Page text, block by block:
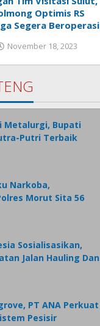
Optimis RS
Segera Beroperasi
November 18, 2023
Metalurgi, Bupati
Putri Terbaik
Narkoba,
Morut Sita 56
Sosialisasikan,
Jalan Hauling Dan
PT ANA Perkuat
Pesisir